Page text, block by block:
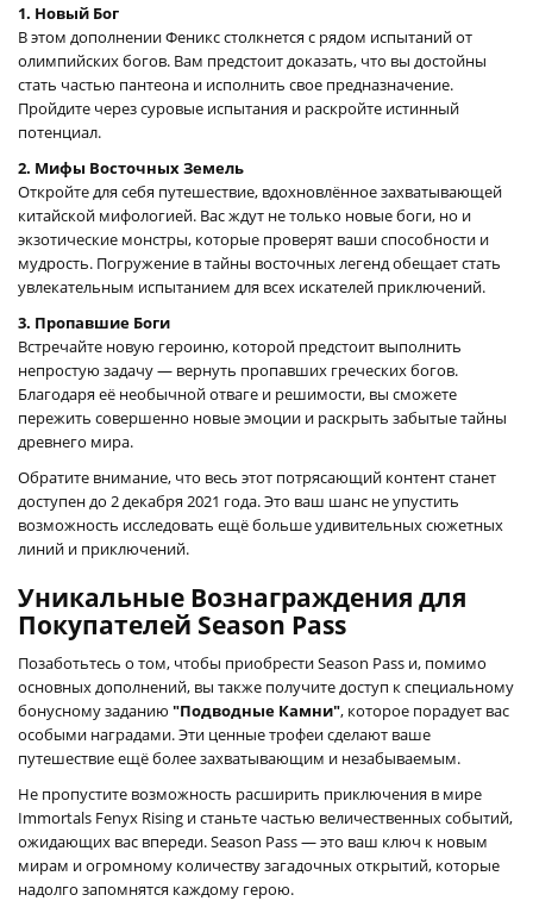
1. Новый Бог
В этом дополнении Феникс столкнется с рядом испытаний от
олимпийских богов. Вам предстоит доказать, что вы достойны
стать частью пантеона и исполнить свое предназначение.
Пройдите через суровые испытания и раскройте истинный
потенциал.
2. Мифы Восточных Земель
Откройте для себя путешествие, вдохновлённое захватывающей
китайской мифологией. Вас ждут не только новые боги, но и
экзотические монстры, которые проверят ваши способности и
мудрость. Погружение в тайны восточных легенд обещает стать
увлекательным испытанием для всех искателей приключений.
3. Пропавшие Боги
Встречайте новую героиню, которой предстоит выполнить
непростую задачу — вернуть пропавших греческих богов.
Благодаря её необычной отваге и решимости, вы сможете
пережить совершенно новые эмоции и раскрыть забытые тайны
древнего мира.
Обратите внимание, что весь этот потрясающий контент станет
доступен до 2 декабря 2021 года. Это ваш шанс не упустить
возможность исследовать ещё больше удивительных сюжетных
линий и приключений.
Уникальные Вознаграждения для
Покупателей Season Pass
Позаботьтесь о том, чтобы приобрести Season Pass и, помимо
основных дополнений, вы также получите доступ к специальному
бонусному заданию "Подводные Камни", которое порадует вас
особыми наградами. Эти ценные трофеи сделают ваше
путешествие ещё более захватывающим и незабываемым.
Не пропустите возможность расширить приключения в мире
Immortals Fenyx Rising и станьте частью величественных событий,
ожидающих вас впереди. Season Pass — это ваш ключ к новым
мирам и огромному количеству загадочных открытий, которые
надолго запомнятся каждому герою.